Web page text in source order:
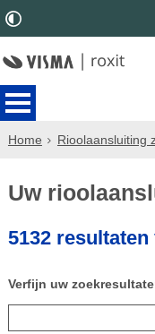
Home Rioolaansluiting
Uw
5132 resultaten
Verfijn uw